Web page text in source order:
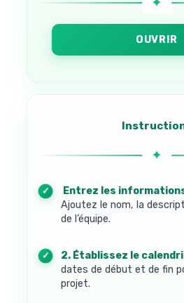
OUVRIR
1. Entrez les
Ajoutez le nom, la
de l’équipe.
2. Établissez le
dates de début et de fin
projet.